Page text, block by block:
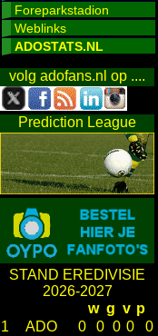
Foreparkstadion
Weblinks
ADOSTATS.NL
volg adofans.nl op ....
Prediction League
STAND EREDIVISIE
2026-2027
w g v p
1
ADO 0 0 0 0
0